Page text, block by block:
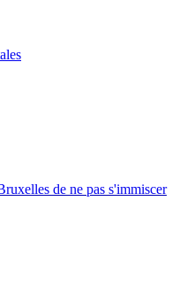
de ne pas s'immiscer